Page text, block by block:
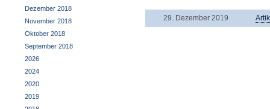
Dezember 2018
November 2018
Oktober 2018
September 2018
2026
2024
2020
2019
29. Dezember 2019